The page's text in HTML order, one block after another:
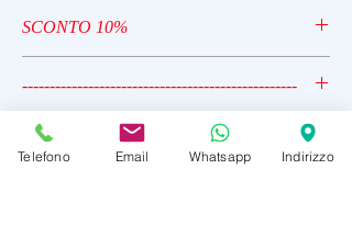
SCONTO 10%
--------------------------------------------------
TIME10 - SCONTO 10%
Telefono Email Whatsapp Indirizzo